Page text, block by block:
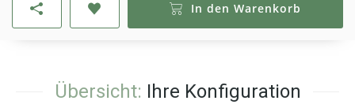
In den Warenkorb
Übersicht: Ihre Konfiguration